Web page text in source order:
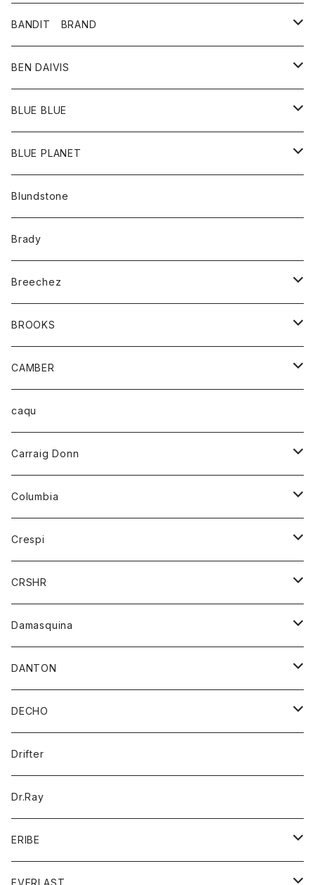
パンツ
靴
革ジャケット
アクセサリー
バッグ
ポーチ
BANDIT BRAND
トップス
Ｔシャツ
BEN DAIVIS
ポトム
パンツ
BLUE BLUE
アウター
カーディガン
コート
アクセサリー
バッグ
ベルト
キッズ
Tシャツ
グッズ
アンダーウェアー
カードホルダー
チーフ
バンダナ
トップス
カーディガン
トレーナー
パーカー
ボトム
オーバーオール
ショートパンツ
レディース
オーバーオール
カーディガン
Tシャツ
パーカー
BLUE PLANET
サングラス
Blundstone
Brady
Breechez
シャツ
BROOKS
グッズ
靴
CAMBER
トップス
ハーフスリーブTシャツ
caqu
Carraig Donn
ニット
Columbia
アウター
ジャケット
Crespi
ジャケット
ワンピース
ブラウス
CRSHR
キャップ
Damasquina
ウォレット
カードケース
バッグ
DANTON
アウター
コート
ジャケット
アクセサリー
バッグ
キッズ
シャツ
Tシャツ
グッズ
帽子
トップス
DECHO
帽子
Drifter
Dr.Ray
ERIBE
ニット
EVERLAST